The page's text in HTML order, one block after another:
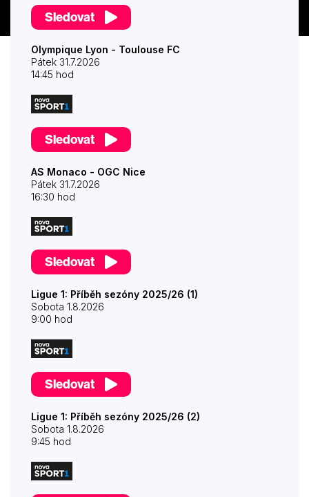
Sledovat
Olympique Lyon - Toulouse FC
Pátek 31.7.2026
14:45 hod
Sledovat
AS Monaco - OGC Nice
Pátek 31.7.2026
16:30 hod
Sledovat
Ligue 1: Příběh sezóny 2025/26 (1)
Sobota 1.8.2026
9:00 hod
Sledovat
Ligue 1: Příběh sezóny 2025/26 (2)
Sobota 1.8.2026
9:45 hod